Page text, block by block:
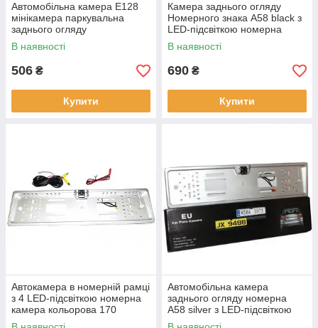
Автомобільна камера E128
мінікамера паркувальна
заднього огляду
В наявності
506 ₴
Купити
Камера заднього огляду
Номерного знака A58 black з
LED-підсвіткою номерна
камера кут огляду 120
В наявності
690 ₴
Купити
Автокамера в номерній рамці
з 4 LED-підсвіткою номерна
камера кольорова 170
градусів паркувальна
Автомобільна камера
заднього огляду номерна
A58 silver з LED-підсвіткою
камера в номер